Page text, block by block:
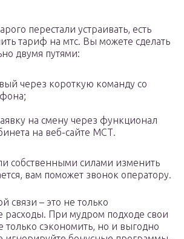
перестали устраивать, есть
тариф на мтс. Вы можете сделать
двумя путями:
через короткую команду со
на смену через функционал
на веб-сайте МСТ.
собственными силами изменить
вам поможет звонок оператору.
связи – это не только
расходы. При мудром подходе свои
только сэкономить, но и выгодно